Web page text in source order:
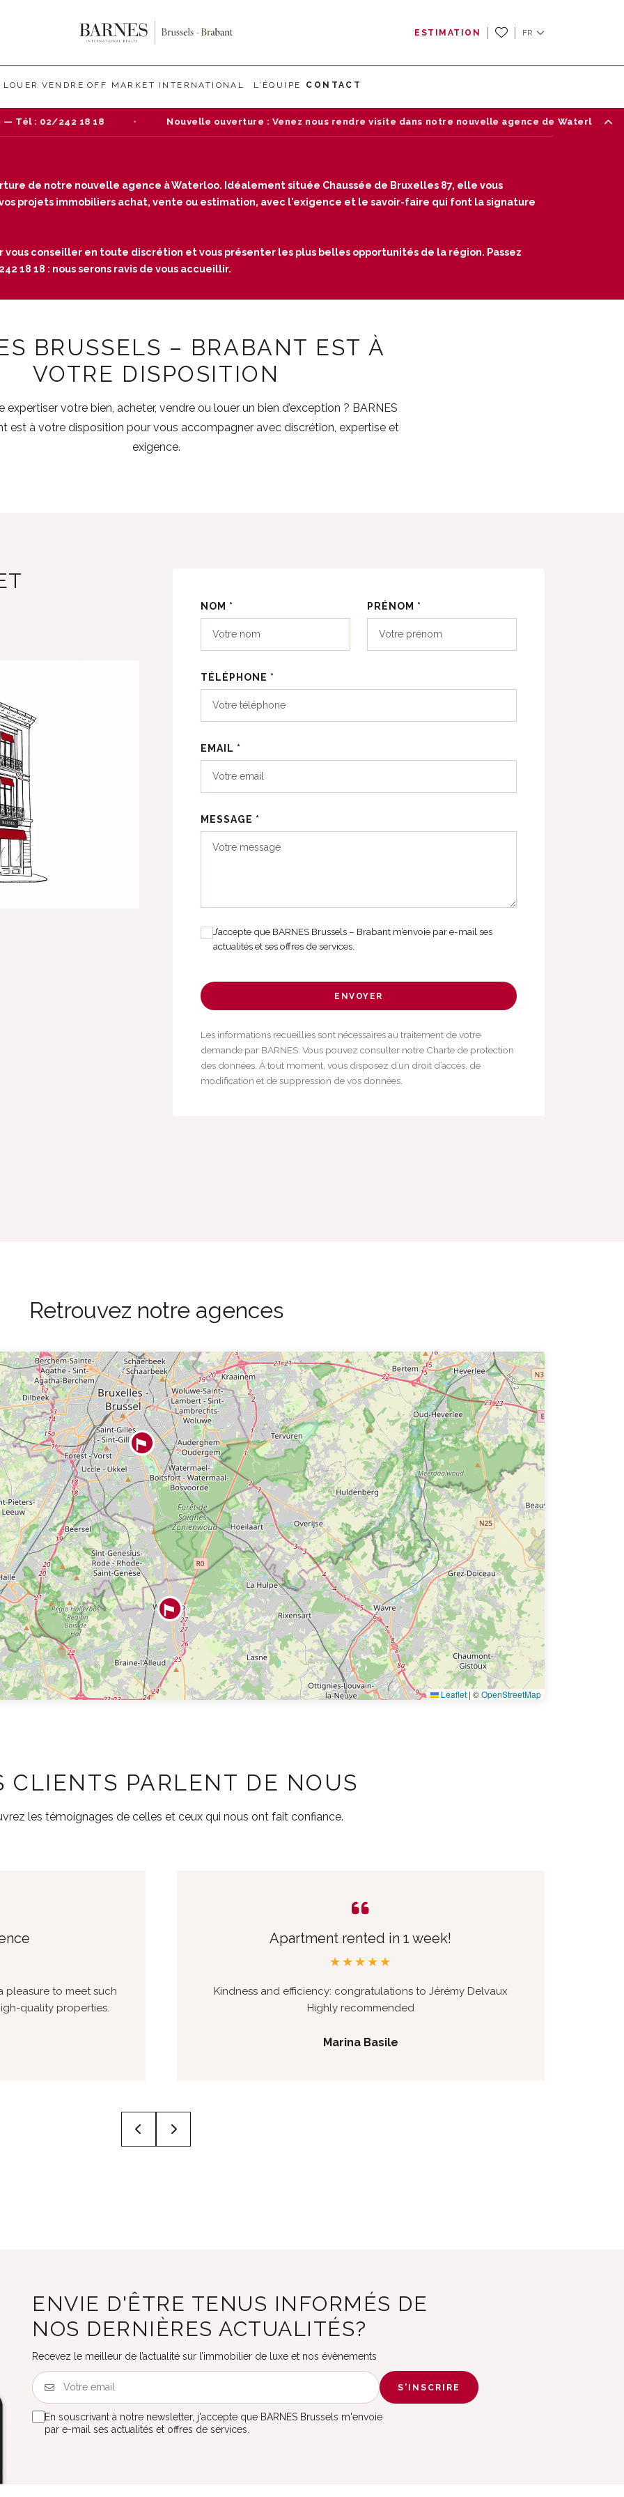
ESTIMATION FR
LOUER VENDRE OFF MARKET INTERNATIONAL L’ÉQUIPE CONTACT
18 18 Nouvelle ouverture : Venez nous rendre visite dans notre nouvelle agence de Waterloo — Chaussée
de notre nouvelle agence à Waterloo. Idéalement située Chaussée de Bruxelles 87, elle vous
projets immobiliers achat, vente ou estimation, avec l'exigence et le savoir-faire qui font la signature
conseiller en toute discrétion et vous présenter les plus belles opportunités de la région. Passez
18 18 : nous serons ravis de vous accueillir.
BRUSSELS – BRABANT EST À
VOTRE DISPOSITION
expertiser votre bien, acheter, vendre ou louer un bien d’exception ? BARNES
est à votre disposition pour vous accompagner avec discrétion, expertise et
exigence.
NOM * PRÉNOM *
TÉLÉPHONE *
EMAIL *
MESSAGE *
J’accepte que BARNES Brussels – Brabant m’envoie par e-mail ses
actualités et ses offres de services.
ENVOYER
Les informations recueillies sont nécessaires au traitement de votre
demande par BARNES. Vous pouvez consulter notre Charte de protection
des données. À tout moment, vous disposez d’un droit d’accès, de
modification et de suppression de vos données.
Retrouvez notre agences
Leaflet | ©OpenStreetMap
CLIENTS PARLENT DE NOUS
les témoignages de celles et ceux qui nous ont fait confiance.
pleasure to meet such
quality properties.
Apartment rented in 1 week!
★★★★★
Kindness and efficiency: congratulations to Jérémy Delvaux
Highly recommended
Marina Basile
ENVIE D'ÊTRE TENUS INFORMÉS DE
NOS DERNIÈRES ACTUALITÉS?
Recevez le meilleur de l’actualité sur l’immobilier de luxe et nos évènements
S'INSCRIRE
En souscrivant à notre newsletter, j'accepte que BARNES Brussels m'envoie
par e-mail ses actualités et offres de services.